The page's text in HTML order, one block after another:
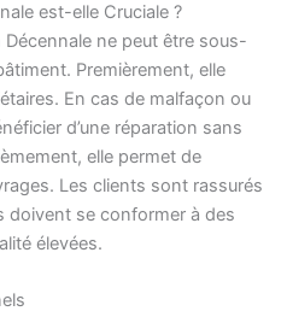
est-elle Cruciale ?
Décennale ne peut être sous-
Premièrement, elle
En cas de malfaçon ou
d’une réparation sans
elle permet de
Les clients sont rassurés
doivent se conformer à des
élevées.